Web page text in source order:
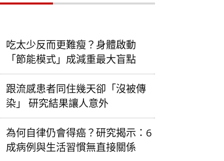
吃太少反而更難瘦？身體啟動
「節能模式」成減重最大盲點
跟流感患者同住幾天卻「沒被傳
染」 研究結果讓人意外
為何自律仍會得癌？研究揭示：6
成病例與生活習慣無直接關係